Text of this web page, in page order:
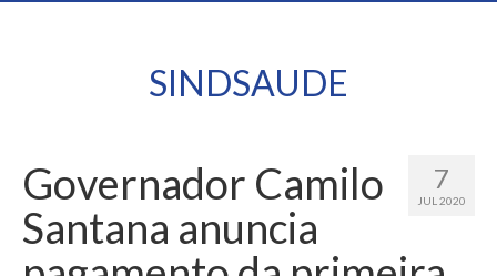
SINDSAUDE
7
JUL 2020
Governador Camilo
Santana anuncia